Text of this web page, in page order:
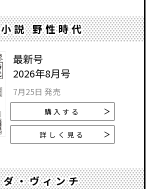
小説 野性時代
最新号
2026年8月号
7月25日 発売
購入する
詳しく見る
ダ・ヴィンチ